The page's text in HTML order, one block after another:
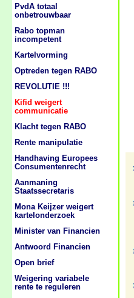
PvdA totaal
onbetrouwbaar
Rabo topman
incompetent
Kartelvorming
Optreden tegen RABO
REVOLUTIE !!!
Kifid weigert
communicatie
Klacht tegen RABO
Rente manipulatie
Handhaving Europees
Consumentenrecht
Aanmaning
Staatssecretaris
Mona Keijzer weigert
kartelonderzoek
Minister van Financien
Antwoord Financien
Open brief
Weigering variabele
rente te reguleren